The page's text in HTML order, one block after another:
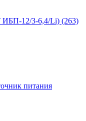
12/3-6,4/Li) (263)
питания